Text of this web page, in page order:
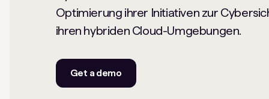
Optimierung ihrer Initiativen zur
ihren hybriden Cloud-Umgebungen.
Get a demo